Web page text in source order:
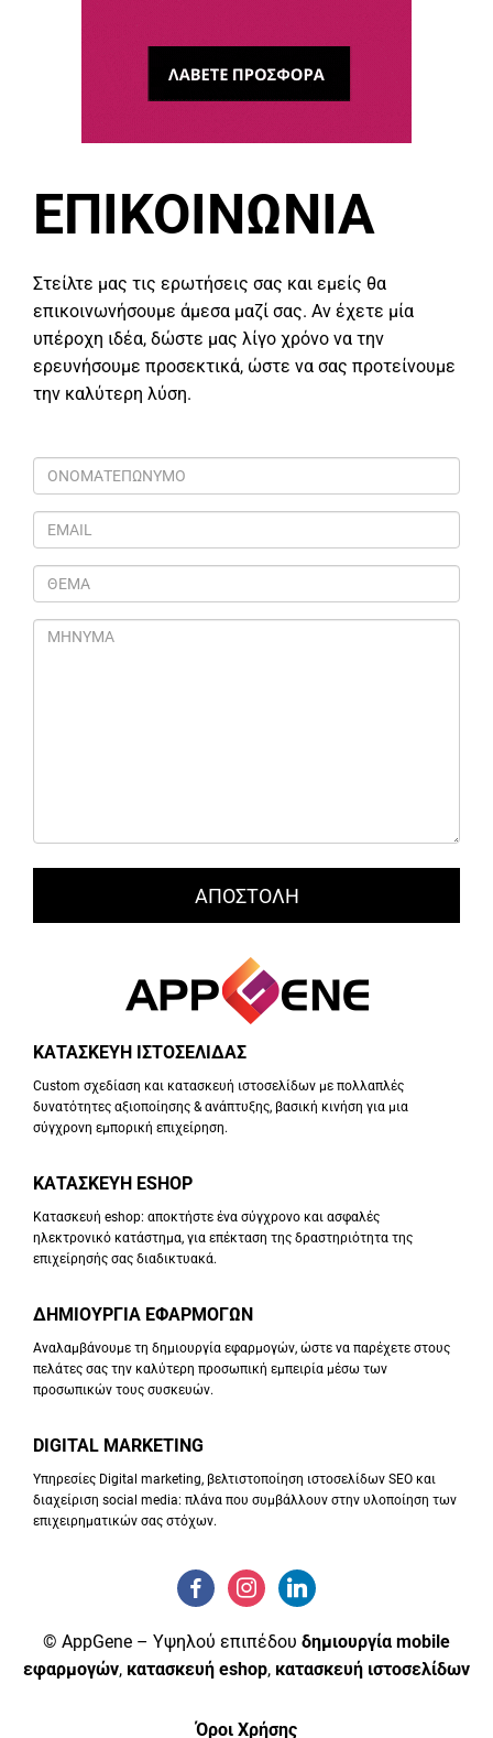
ΕΠΙΚΟΙΝΩΝΙΑ
Στείλτε μας τις ερωτήσεις σας και εμείς θα
επικοινωνήσουμε άμεσα μαζί σας. Αν έχετε μία
υπέροχη ιδέα, δώστε μας λίγο χρόνο να την
ερευνήσουμε προσεκτικά, ώστε να σας προτείνουμε
την καλύτερη λύση.
ΚΑΤΑΣΚΕΥΗ ΙΣΤΟΣΕΛΙΔΑΣ
Custom σχεδίαση και κατασκευή ιστοσελίδων με πολλαπλές
δυνατότητες αξιοποίησης & ανάπτυξης, βασική κινήση για μια
σύγχρονη εμπορική επιχείρηση.
ΚΑΤΑΣΚΕΥΗ ESHOP
Κατασκευή eshop: αποκτήστε ένα σύγχρονο και ασφαλές
ηλεκτρονικό κατάστημα, για επέκταση της δραστηριότητα της
επιχείρησής σας διαδικτυακά.
ΔΗΜΙΟΥΡΓΙΑ ΕΦΑΡΜΟΓΩΝ
Αναλαμβάνουμε τη δημιουργία εφαρμογών, ώστε να παρέχετε στους
πελάτες σας την καλύτερη προσωπική εμπειρία μέσω των
προσωπικών τους συσκευών.
DIGITAL MARKETING
Υπηρεσίες Digital marketing, βελτιστοποίηση ιστοσελίδων SEO και
διαχείριση social media: πλάνα που συμβάλλουν στην υλοποίηση των
επιχειρηματικών σας στόχων.
© AppGene – Υψηλού επιπέδου δημιουργία mobile
εφαρμογών, κατασκευή eshop, κατασκευή ιστοσελίδων
Όροι Χρήσης